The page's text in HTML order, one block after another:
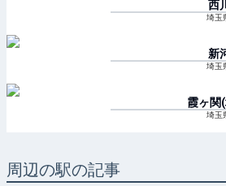
西
埼玉
新
埼玉
霞ヶ関
埼玉
周辺の駅の記事